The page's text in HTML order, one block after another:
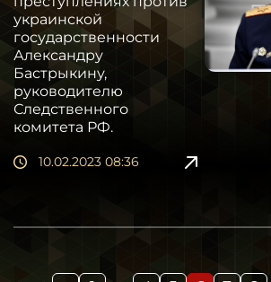
украинской
государственности
Александру
Бастрыкину,
руководителю
Следственного
комитета РФ.
10.02.2023 08:36